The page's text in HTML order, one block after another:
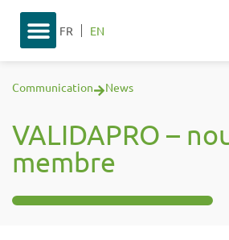
FR EN
Communication News
VALIDAPRO –
membre